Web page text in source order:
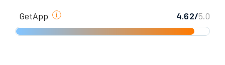
GetApp 4.62/5.0